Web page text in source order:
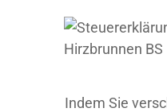
Indem Sie